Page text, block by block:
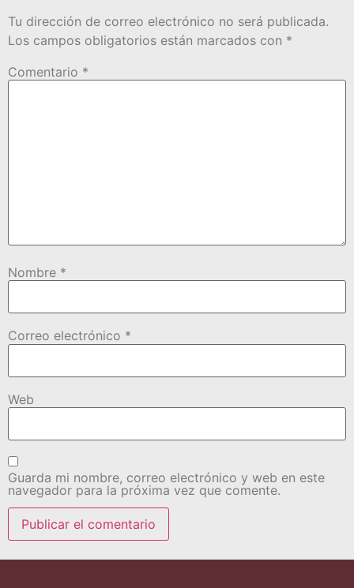
Tu dirección de correo electrónico no será publicada.
Los campos obligatorios están marcados con *
Comentario *
Nombre *
Correo electrónico *
Web
Guarda mi nombre, correo electrónico y web en este
navegador para la próxima vez que comente.